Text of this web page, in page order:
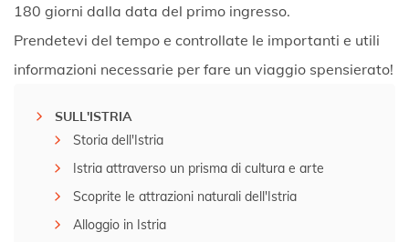
180 giorni dalla data del primo ingresso.
Prendetevi del tempo e controllate le importanti e utili
informazioni necessarie per fare un viaggio spensierato!
SULL'ISTRIA
Storia dell'Istria
Istria attraverso un prisma di cultura e arte
Scoprite le attrazioni naturali dell'Istria
Alloggio in Istria